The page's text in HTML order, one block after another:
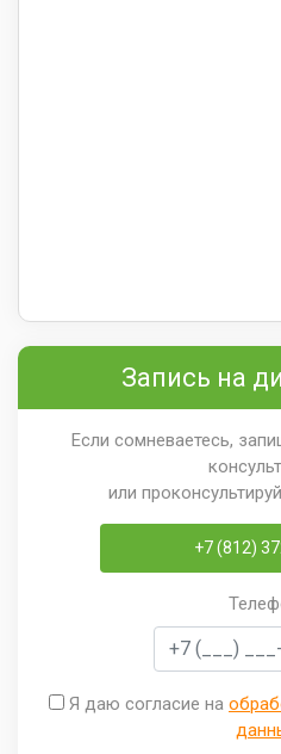
Запись на
Если сомневаетесь,
или
+7 (812)
Я даю согласие на